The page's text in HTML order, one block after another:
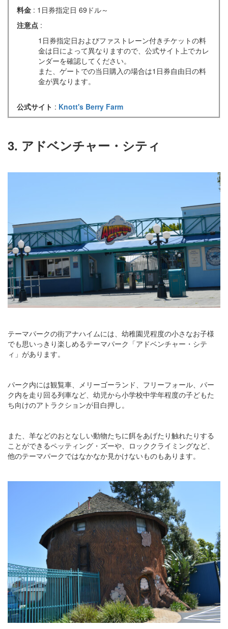
料金 : 1日券指定日 69ドル～
注意点 :
1日券指定日およびファストレーン付きチケットの料
金は日によって異なりますので、公式サイト上でカレ
ンダーを確認してください。
また、ゲートでの当日購入の場合は1日券自由日の料
金が異なります。
公式サイト : Knott's Berry Farm
3. アドベンチャー・シティ
テーマパークの街アナハイムには、幼稚園児程度の小さなお子様
でも思いっきり楽しめるテーマパーク「アドベンチャー・シテ
ィ」があります。
パーク内には観覧車、メリーゴーランド、フリーフォール、パー
ク内を走り回る列車など、幼児から小学校中学年程度の子どもた
ち向けのアトラクションが目白押し。
また、羊などのおとなしい動物たちに餌をあげたり触れたりする
ことができるペッティング・ズーや、ロッククライミングなど、
他のテーマパークではなかなか見かけないものもあります。